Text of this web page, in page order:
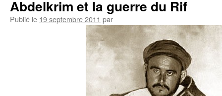
Abdelkrim et la guerre du Rif
Publié le 19 septembre 2011 par